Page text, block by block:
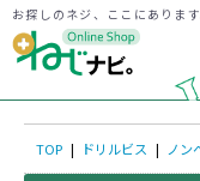
お探しのネジ、ここにあります
TOP | ドリルビス | ノン